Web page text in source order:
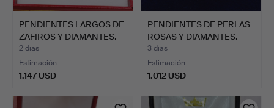
PENDIENTES LARGOS DE
ZAFIROS Y DIAMANTES.
2 días
Estimación
1.147 USD
PENDIENTES DE PERLAS
ROSAS Y DIAMANTES.
3 días
Estimación
1.012 USD